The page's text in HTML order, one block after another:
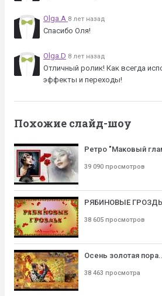
Olga.A 8 лет назад
Спасибо Оля!
Olga.D 8 лет назад
Отличный ролик! Как всегда
эффекты и переходы!
Похожие слайд-шоу
Ретро "Маковый
39 090 просмотров
РЯБИНОВЫЕ
38 605 просмотров
Осень золотая
38 463 просмотра